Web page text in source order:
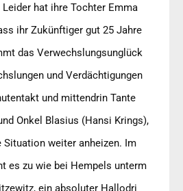
hat ihre Tochter Emma
ihr Zukünftiger gut 25 Jahre
das Verwechslungsunglück
und Verdächtigungen
und mittendrin Tante
Onkel Blasius (Hansi Krings),
Situation weiter anheizen. Im
es zu wie bei Hempels unterm
ein absoluter Hallodri